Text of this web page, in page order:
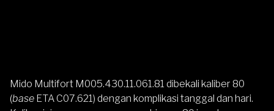
Mido Multifort M005.430.11.061.81 dibekali kaliber 80
(base ETA C07.621) dengan komplikasi tanggal dan hari.